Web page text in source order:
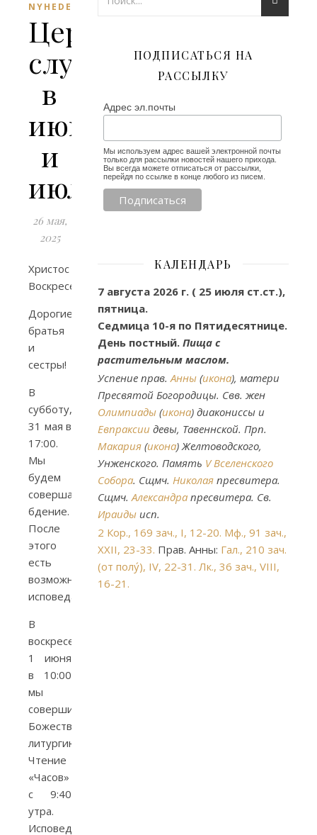
NYHEDER
Церковные
службы
в
июне
и
июле.
26 мая,
2025
Христос
Воскресе!
Дорогие
братья
и
сестры!
В
субботу,
31 мая в
17:00.
Мы
будем
совершать
бдение.
После
этого
есть
возможность
исповедаться.
В
воскресенье,
1 июня
в 10:00
мы
совершим
Божественную
литургию.
Чтение
«Часов»
с 9:40
утра.
Исповедь
ПОДПИСАТЬСЯ НА
РАССЫЛКУ
Адрес эл.почты
Мы используем адрес вашей электронной почты
только для рассылки новостей нашего прихода.
Вы всегда можете отписаться от рассылки,
перейдя по ссылке в конце любого из писем.
КАЛЕНДАРЬ
7 августа 2026 г. ( 25 июля ст.ст.),
пятница.
Седмица 10-я по Пятидесятнице.
День постный. Пища с
растительным маслом.
Успение прав. Анны (икона), матери
Пресвятой Богородицы. Свв. жен
Олимпиады (икона) диакониссы и
Евпраксии девы, Тавеннской. Прп.
Макария (икона) Желтоводского,
Унженского. Память V Вселенского
Собора. Сщмч. Николая пресвитера.
Сщмч. Александра пресвитера. Св.
Ираиды исп.
2 Кор., 169 зач., I, 12-20. Мф., 91 зач.,
XXII, 23-33. Прав. Анны: Гал., 210 зач.
(от полу́), IV, 22-31. Лк., 36 зач., VIII,
16-21.